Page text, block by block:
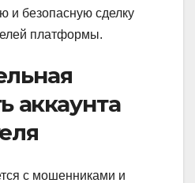
и безопасную сделку
платформы.
аккаунта
с мошенниками и